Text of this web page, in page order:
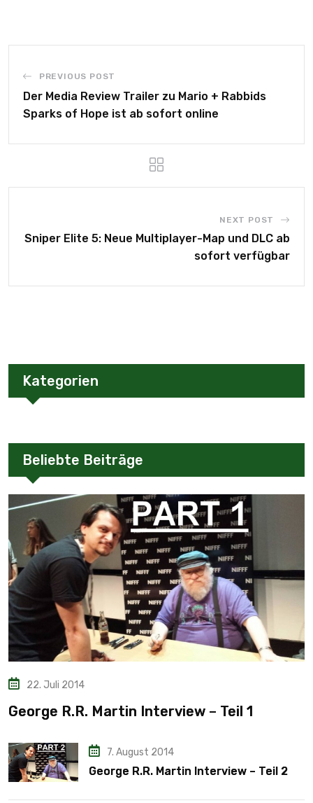
PREVIOUS POST
Der Media Review Trailer zu Mario + Rabbids
Sparks of Hope ist ab sofort online
NEXT POST
Sniper Elite 5: Neue Multiplayer-Map und DLC ab
sofort verfügbar
Kategorien
Beliebte Beiträge
22. Juli 2014
George R.R. Martin Interview – Teil 1
7. August 2014
George R.R. Martin Interview – Teil 2